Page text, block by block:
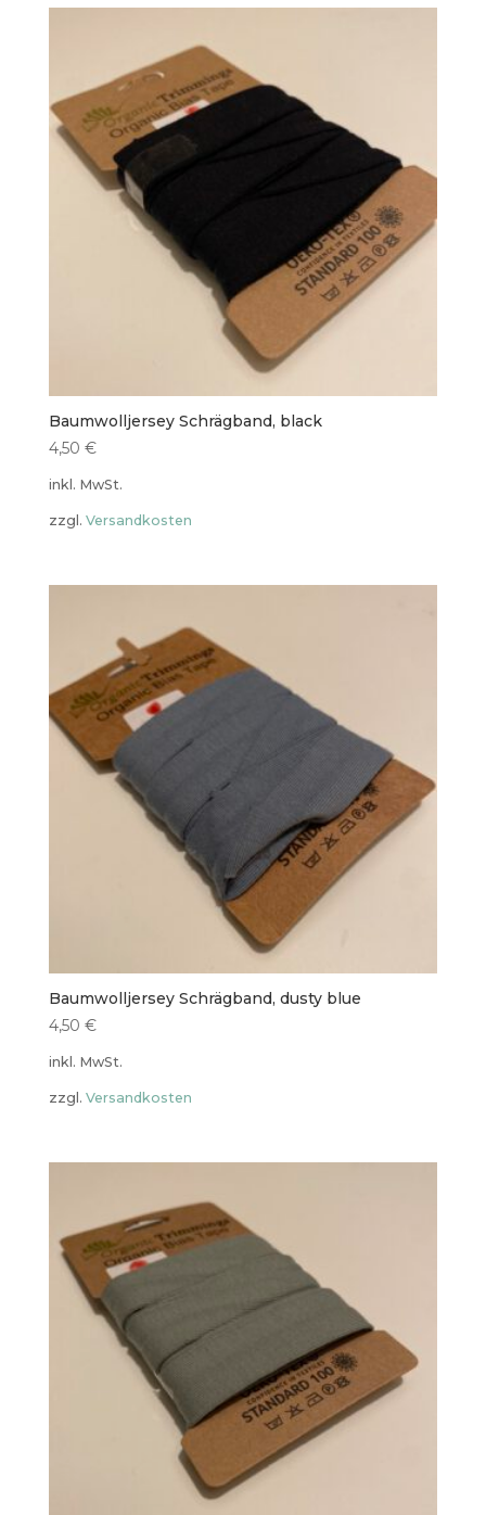
Baumwolljersey Schrägband, black
4,50 €
inkl. MwSt.
zzgl. Versandkosten
Baumwolljersey Schrägband, dusty blue
4,50 €
inkl. MwSt.
zzgl. Versandkosten